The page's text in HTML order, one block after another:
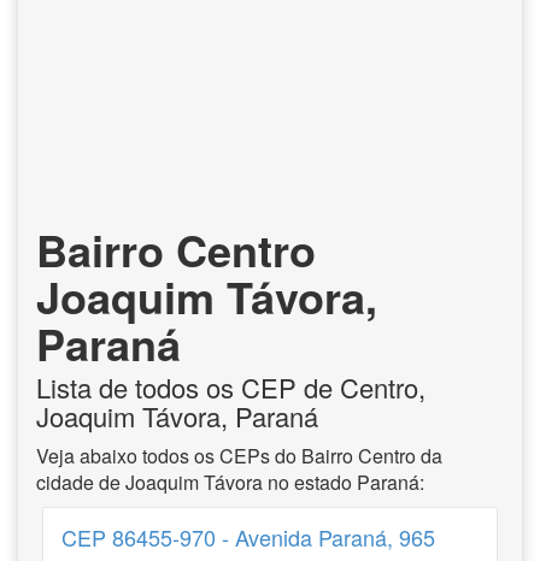
Bairro Centro
Joaquim Távora,
Paraná
Lista de todos os CEP de Centro,
Joaquim Távora, Paraná
Veja abaixo todos os CEPs do Bairro Centro da
cidade de Joaquim Távora no estado Paraná:
CEP 86455-970 - Avenida Paraná, 965